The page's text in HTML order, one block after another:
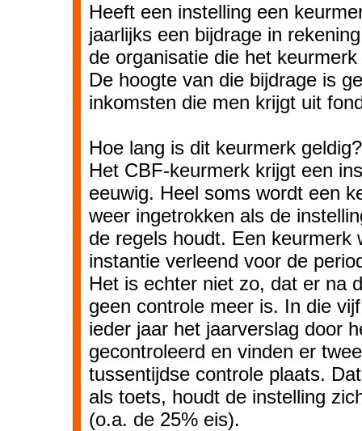
Heeft een instelling een
jaarlijks een bijdrage in
de organisatie die het
De hoogte van die bijdrage is
inkomsten die men krijgt uit
Hoe lang is dit keurmerk geldig?
Het CBF-keurmerk krijgt een
eeuwig. Heel soms wordt een
weer ingetrokken als de
de regels houdt. Een keurmerk
instantie verleend voor de
Het is echter niet zo, dat er na
geen controle meer is. In die
ieder jaar het jaarverslag door
gecontroleerd en vinden er
tussentijdse controle plaats.
als toets, houdt de instelling
(o.a. de 25% eis).